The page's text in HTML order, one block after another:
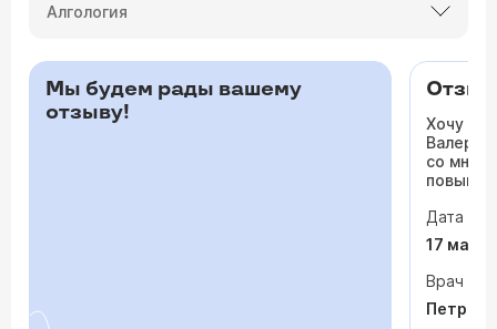
Алгология
Мы будем рады вашему
отзыву!
Хочу
со мной
сердца.
раз
врачи
На
Дата
17 мая
Врач